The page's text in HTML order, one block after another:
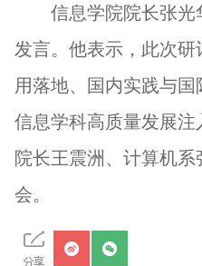
信息学院院长张
发言。他表示，此次
用落地、国内实践与
信息学科高质量发展注
院长王震洲、计算机
会。